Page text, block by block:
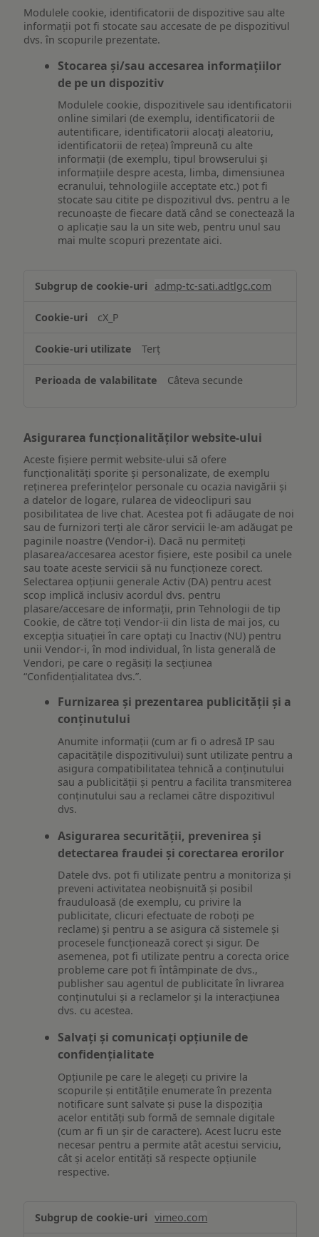
Modulele cookie, identificatorii de dispozitive sau alte
informații pot fi stocate sau accesate de pe dispozitivul
dvs. în scopurile prezentate.
Stocarea și/sau accesarea informațiilor
de pe un dispozitiv
Modulele cookie, dispozitivele sau identificatorii
online similari (de exemplu, identificatorii de
autentificare, identificatorii alocați aleatoriu,
identificatorii de rețea) împreună cu alte
informații (de exemplu, tipul browserului și
informațiile despre acesta, limba, dimensiunea
ecranului, tehnologiile acceptate etc.) pot fi
stocate sau citite pe dispozitivul dvs. pentru a le
recunoaște de fiecare dată când se conectează la
o aplicație sau la un site web, pentru unul sau
mai multe scopuri prezentate aici.
și/sau
informațiilor
pe
dispozitiv
admp-tc-sati.adtlgc.com
cX_P
Terț
Câteva secunde
Asigurarea funcționalităților website-ului
Aceste fișiere permit website-ului să ofere
funcționalități sporite și personalizate, de exemplu
reţinerea preferinţelor personale cu ocazia navigării și
a datelor de logare, rularea de videoclipuri sau
posibilitatea de live chat. Acestea pot fi adăugate de noi
sau de furnizori terți ale căror servicii le-am adăugat pe
paginile noastre (Vendor-i). Dacă nu permiteți
plasarea/accesarea acestor fișiere, este posibil ca unele
sau toate aceste servicii să nu funcționeze corect.
Selectarea opțiunii generale Activ (DA) pentru acest
scop implică inclusiv acordul dvs. pentru
plasare/accesare de informații, prin Tehnologii de tip
Cookie, de către toți Vendor-ii din lista de mai jos, cu
excepția situației în care optați cu Inactiv (NU) pentru
unii Vendor-i, în mod individual, în lista generală de
Vendori, pe care o regăsiți la secțiunea
“Confidențialitatea dvs.”.
Furnizarea și prezentarea publicității și a
conținutului
Anumite informații (cum ar fi o adresă IP sau
capacitățile dispozitivului) sunt utilizate pentru a
asigura compatibilitatea tehnică a conținutului
sau a publicității și pentru a facilita transmiterea
conținutului sau a reclamei către dispozitivul
dvs.
Asigurarea securității, prevenirea și
detectarea fraudei și corectarea erorilor
Datele dvs. pot fi utilizate pentru a monitoriza și
preveni activitatea neobișnuită și posibil
frauduloasă (de exemplu, cu privire la
publicitate, clicuri efectuate de roboți pe
reclame) și pentru a se asigura că sistemele și
procesele funcționează corect și sigur. De
asemenea, pot fi utilizate pentru a corecta orice
probleme care pot fi întâmpinate de dvs.,
publisher sau agentul de publicitate în livrarea
conținutului și a reclamelor și la interacțiunea
dvs. cu acestea.
Salvați și comunicați opțiunile de
confidențialitate
Opțiunile pe care le alegeți cu privire la
scopurile și entitățile enumerate în prezenta
notificare sunt salvate și puse la dispoziția
acelor entități sub formă de semnale digitale
(cum ar fi un șir de caractere). Acest lucru este
necesar pentru a permite atât acestui serviciu,
cât și acelor entități să respecte opțiunile
respective.
funcționalităților
vimeo.com